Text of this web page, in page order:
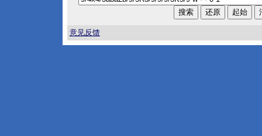
意见反馈